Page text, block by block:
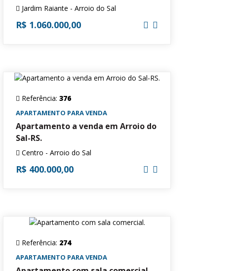
Jardim Raiante - Arroio do Sal
R$ 1.060.000,00
Referência: 376
APARTAMENTO PARA VENDA
Apartamento a venda em Arroio do
Sal-RS.
Centro - Arroio do Sal
R$ 400.000,00
Referência: 274
APARTAMENTO PARA VENDA